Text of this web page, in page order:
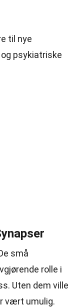
til nye
psykiatriske
små
rolle i
Uten dem ville
vært umulig.